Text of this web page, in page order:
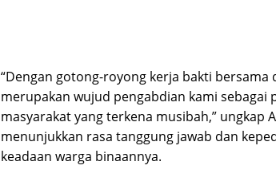
“Dengan gotong-royong kerja bakti bersama
merupakan wujud pengabdian kami sebagai
masyarakat yang terkena musibah,” ungkap
menunjukkan rasa tanggung jawab dan
keadaan warga binaannya.